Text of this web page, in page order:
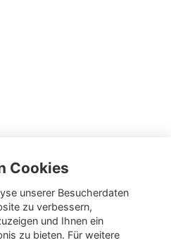
Ihnen bei Fragen und
Cookies
unserer Besucherdaten
zu verbessern,
und Ihnen ein
zu bieten. Für weitere